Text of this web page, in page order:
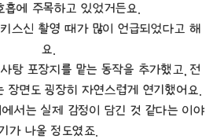
흡에 주목하고 있었거든요.
스신 촬영 때가 많이 언급되었다고 해
요.
탕 포장지를 맡는 동작을 추가했고, 전
장면도 굉장히 자연스럽게 연기했어요.
서는 실제 감정이 담긴 것 같다는 이야
가 나올 정도였죠.